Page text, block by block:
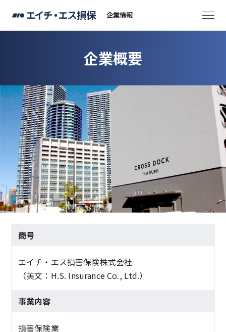
企業情報
企業概要
商号
エイチ・エス損害保険株式会社
（英文：H.S. Insurance Co., Ltd.）
事業内容
損害保険業